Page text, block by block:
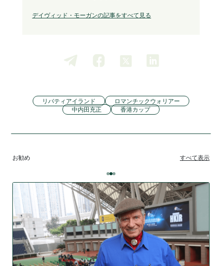
デイヴィッド・モーガンの記事をすべて見る
リバティアイランド
ロマンチックウォリアー
中内田充正
香港カップ
お勧め すべて表示